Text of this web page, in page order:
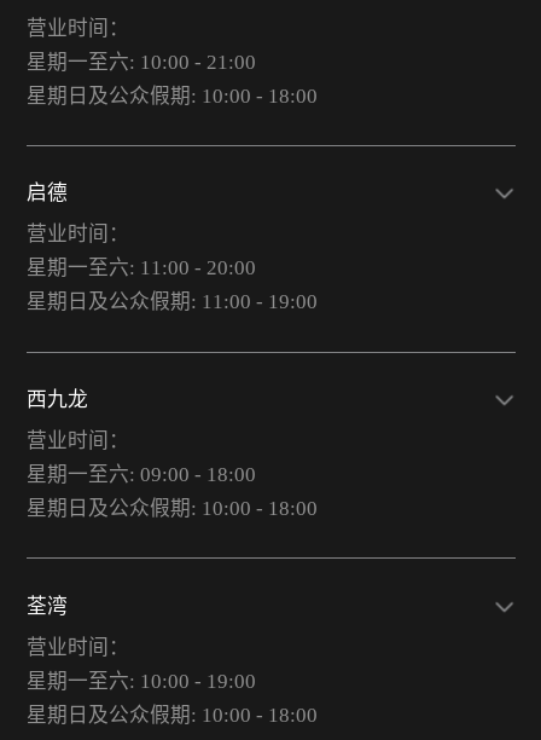
营业时间：
星期一至六: 10:00 - 21:00
星期日及公众假期: 10:00 - 18:00
启德
营业时间：
星期一至六: 11:00 - 20:00
星期日及公众假期: 11:00 - 19:00
西九龙
营业时间：
星期一至六: 09:00 - 18:00
星期日及公众假期: 10:00 - 18:00
荃湾
营业时间：
星期一至六: 10:00 - 19:00
星期日及公众假期: 10:00 - 18:00